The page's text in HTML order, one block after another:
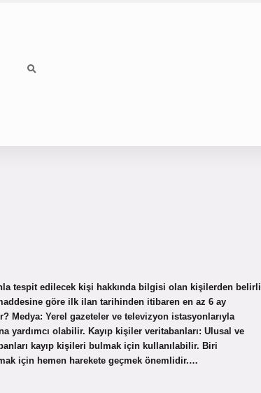
tespit edilecek kişi hakkında bilgisi olan kişilerden belirli
göre ilk ilan tarihinden itibaren en az 6 ay
Medya: Yerel gazeteler ve televizyon istasyonlarıyla
yardımcı olabilir. Kayıp kişiler veritabanları: Ulusal ve
kayıp kişileri bulmak için kullanılabilir. Biri
için hemen harekete geçmek önemlidir.…